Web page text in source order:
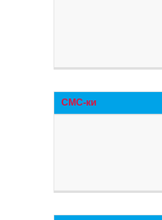
СМС-ки